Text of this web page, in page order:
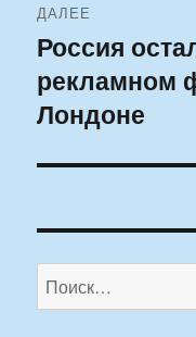
ДАЛЕЕ
Следующая
запись:
Россия
рекламном
Лондоне
Искать: